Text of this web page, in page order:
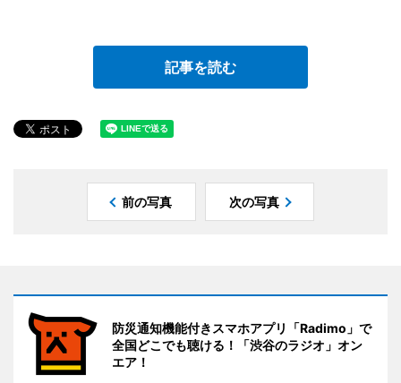
記事を読む
前の写真 次の写真
防災通知機能付きスマホアプリ「Radimo」で
全国どこでも聴ける！「渋谷のラジオ」オン
エア！